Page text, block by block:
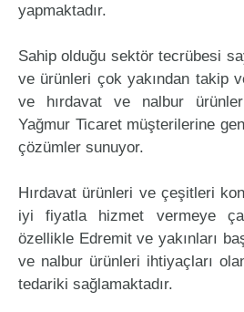
yapmaktadır.
Sahip olduğu sektör tecrübesi
ve ürünleri çok yakından takip
ve hırdavat ve nalbur
Yağmur Ticaret müşterilerine
çözümler sunuyor.
Hırdavat ürünleri ve çeşitleri
iyi fiyatla hizmet vermeye
özellikle Edremit ve yakınları
ve nalbur ürünleri ihtiyaçları
tedariki sağlamaktadır.